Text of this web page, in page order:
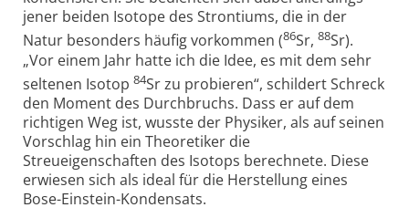
jener beiden Isotope des Strontiums, die in der
Natur besonders häufig vorkommen (86Sr, 88Sr).
„Vor einem Jahr hatte ich die Idee, es mit dem sehr
seltenen Isotop 84Sr zu probieren“, schildert Schreck
den Moment des Durchbruchs. Dass er auf dem
richtigen Weg ist, wusste der Physiker, als auf seinen
Vorschlag hin ein Theoretiker die
Streueigenschaften des Isotops berechnete. Diese
erwiesen sich als ideal für die Herstellung eines
Bose-Einstein-Kondensats.